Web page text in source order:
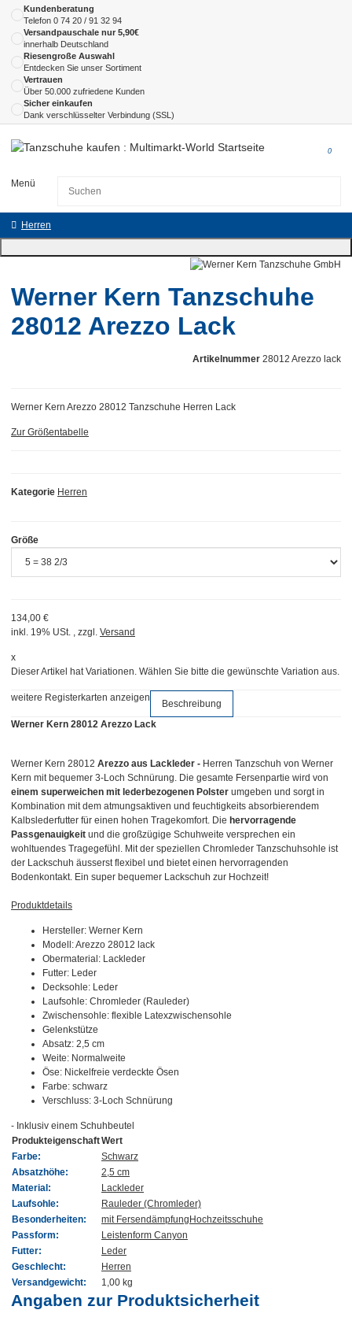
Kundenberatung
Telefon 0 74 20 / 91 32 94
Versandpauschale nur 5,90€
innerhalb Deutschland
Riesengroße Auswahl
Entdecken Sie unser Sortiment
Vertrauen
Über 50.000 zufriedene Kunden
Sicher einkaufen
Dank verschlüsselter Verbindung (SSL)
Menü
0
Herren
Werner Kern Tanzschuhe
28012 Arezzo Lack
Artikelnummer 28012 Arezzo lack
Kategorie Herren
Werner Kern Arezzo 28012 Tanzschuhe Herren Lack
Zur Größentabelle
Größe
134,00 €
inkl. 19% USt. , zzgl. Versand
x
Dieser Artikel hat Variationen. Wählen Sie bitte die gewünschte Variation aus.
weitere Registerkarten anzeigen
Beschreibung
Werner Kern 28012 Arezzo Lack
Werner Kern 28012 Arezzo aus Lackleder - Herren Tanzschuh von Werner
Kern mit bequemer 3-Loch Schnürung. Die gesamte Fersenpartie wird von
einem superweichen mit lederbezogenen Polster umgeben und sorgt in
Kombination mit dem atmungsaktiven und feuchtigkeits absorbierendem
Kalbslederfutter für einen hohen Tragekomfort. Die hervorragende
Passgenauigkeit und die großzügige Schuhweite versprechen ein
wohltuendes Tragegefühl. Mit der speziellen Chromleder Tanzschuhsohle ist
der Lackschuh äusserst flexibel und bietet einen hervorragenden
Bodenkontakt. Ein super bequemer Lackschuh zur Hochzeit!
Produktdetails
Hersteller: Werner Kern
Modell: Arezzo 28012 lack
Obermaterial: Lackleder
Futter: Leder
Decksohle: Leder
Laufsohle: Chromleder (Rauleder)
Zwischensohle: flexible Latexzwischensohle
Gelenkstütze
Absatz: 2,5 cm
Weite: Normalweite
Öse: Nickelfreie verdeckte Ösen
Farbe: schwarz
Verschluss: 3-Loch Schnürung
- Inklusiv einem Schuhbeutel
ProdukteigenschaftWert
Farbe:
Schwarz
Absatzhöhe:
2,5 cm
Material:
Lackleder
Laufsohle:
Rauleder (Chromleder)
Besonderheiten:
mit FersendämpfungHochzeitsschuhe
Passform:
Leistenform Canyon
Futter:
Leder
Geschlecht:
Herren
Versandgewicht:
1,00 kg
Angaben zur Produktsicherheit